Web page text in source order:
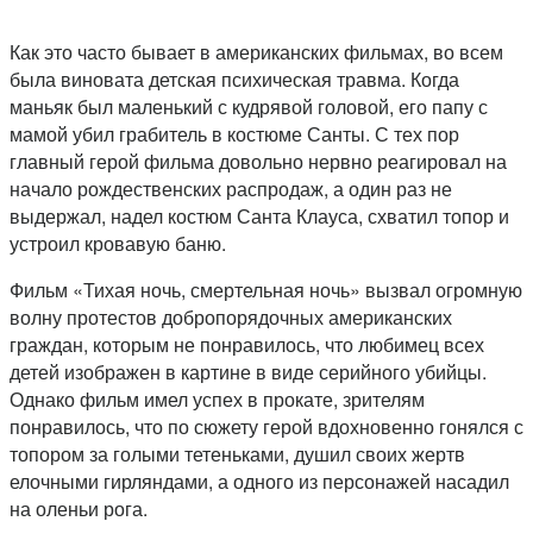
Как это часто бывает в американских фильмах, во всем
была виновата детская психическая травма. Когда
маньяк был маленький с кудрявой головой, его папу с
мамой убил грабитель в костюме Санты. С тех пор
главный герой фильма довольно нервно реагировал на
начало рождественских распродаж, а один раз не
выдержал, надел костюм Санта Клауса, схватил топор и
устроил кровавую баню.
Фильм «Тихая ночь, смертельная ночь» вызвал огромную
волну протестов добропорядочных американских
граждан, которым не понравилось, что любимец всех
детей изображен в картине в виде серийного убийцы.
Однако фильм имел успех в прокате, зрителям
понравилось, что по сюжету герой вдохновенно гонялся с
топором за голыми тетеньками, душил своих жертв
елочными гирляндами, а одного из персонажей насадил
на оленьи рога.